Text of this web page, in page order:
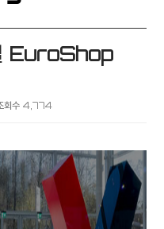
EuroShop
회수 4,774